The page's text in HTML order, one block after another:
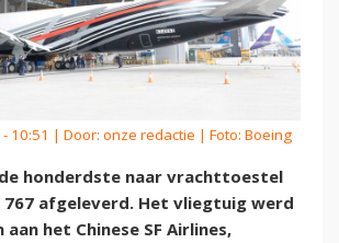
10:51 | Door: onze redactie | Foto: Boeing
honderdste naar vrachttoestel
afgeleverd. Het vliegtuig werd
het Chinese SF Airlines,